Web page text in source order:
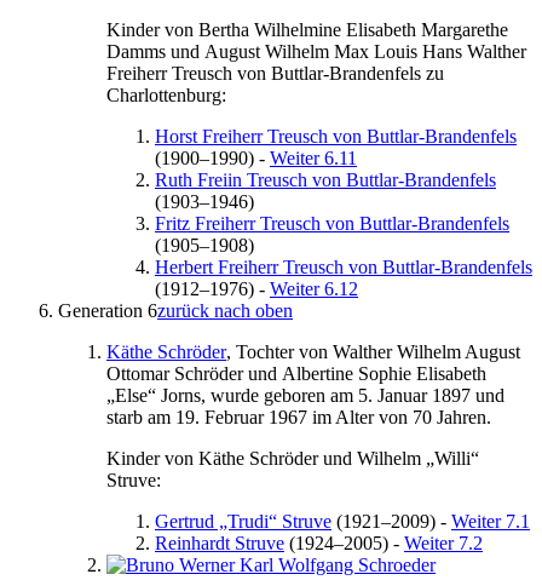
Kinder von Bertha Wilhelmine Elisabeth Margarethe
Damms und August Wilhelm Max Louis Hans Walther
Freiherr Treusch von Buttlar-Brandenfels zu
Charlottenburg:
Horst Freiherr Treusch von Buttlar-Brandenfels
(1900–1990) - Weiter 6.11
Ruth Freiin Treusch von Buttlar-Brandenfels
(1903–1946)
Fritz Freiherr Treusch von Buttlar-Brandenfels
(1905–1908)
Herbert Freiherr Treusch von Buttlar-Brandenfels
(1912–1976) - Weiter 6.12
Generation 6zurück nach oben
Käthe Schröder, Tochter von WaltherWilhelm August
Ottomar Schröderund Albertine Sophie Elisabeth
„Else“ Jorns, wurde geboren am 5. Januar 1897 und
starb am 19. Februar 1967 im Alter von 70 Jahren.
Kinder von Käthe Schröderund Wilhelm „Willi“
Struve:
Gertrud „Trudi“ Struve (1921–2009) - Weiter 7.1
Reinhardt Struve (1924–2005) - Weiter 7.2